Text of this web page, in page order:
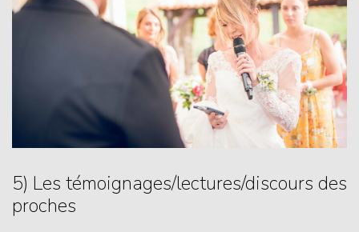
5) Les témoignages/lectures/discours des
proches